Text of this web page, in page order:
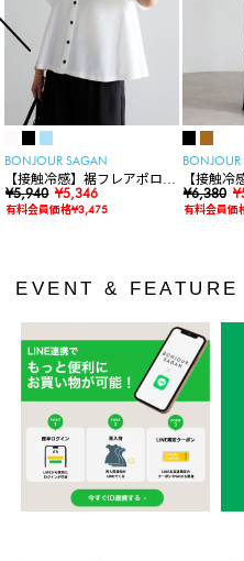
BONJOUR SAGAN
【接触冷感】裾フレアポロシ
ャツ
¥5,940 ¥5,346
有料会員価格¥3,475
BONJOUR
【接触冷
カットワ
¥6,380
有料会員価
EVENT & FEATURE